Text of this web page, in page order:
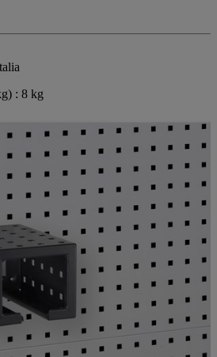
: 8 kg